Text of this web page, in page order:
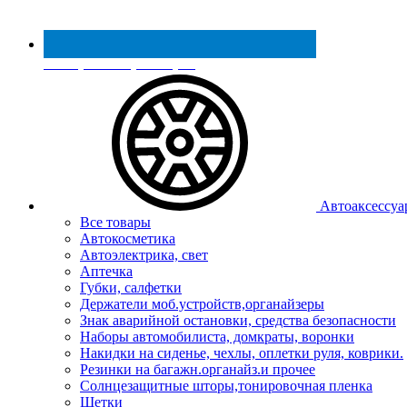
Реестр МинПромТорга
Все товары
Автокосметика
Автоэлектрика, свет
Аптечка
Губки, салфетки
Держатели моб.устройств,органайзеры
Знак аварийной остановки, средства безопасности
Наборы автомобилиста, домкраты, воронки
Накидки на сиденье, чехлы, оплетки руля, коврики.
Резинки на багажн.органайз.и прочее
Солнцезащитные шторы,тонировочная пленка
Щетки